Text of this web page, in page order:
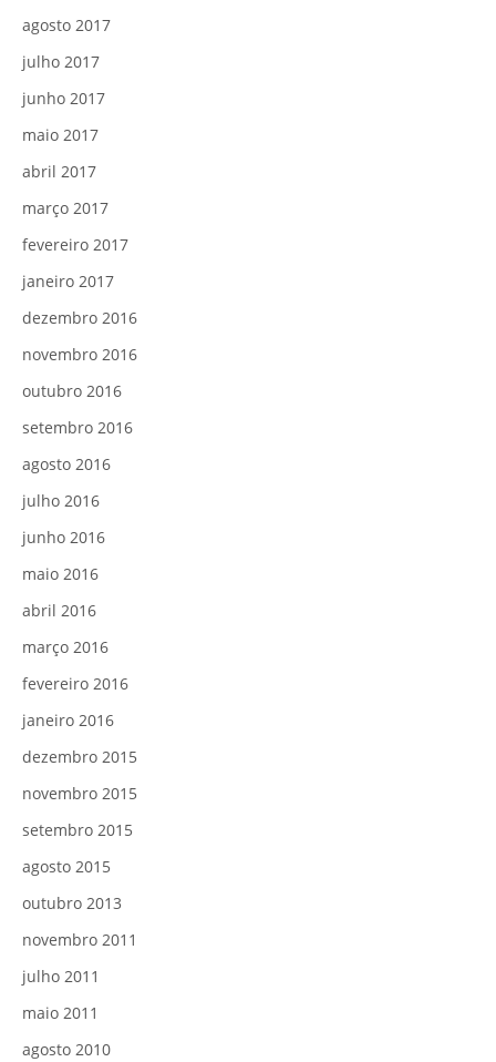
agosto 2017
julho 2017
junho 2017
maio 2017
abril 2017
março 2017
fevereiro 2017
janeiro 2017
dezembro 2016
novembro 2016
outubro 2016
setembro 2016
agosto 2016
julho 2016
junho 2016
maio 2016
abril 2016
março 2016
fevereiro 2016
janeiro 2016
dezembro 2015
novembro 2015
setembro 2015
agosto 2015
outubro 2013
novembro 2011
julho 2011
maio 2011
agosto 2010